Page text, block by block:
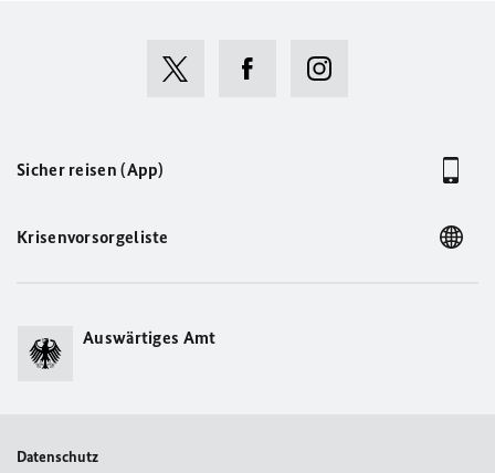
Sicher reisen (App)
Krisenvorsorgeliste
Auswärtiges Amt
Datenschutz